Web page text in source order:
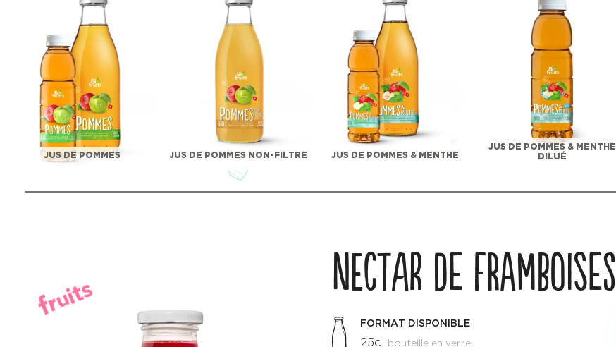
JUS DE POMMES JUS DE POMMES NON-FILTRÉ JUS DE POMMES & MENTHE
JUS DE POMMES & MENTHE
DILUÉ
NECTAR DE FRAMBOISES
FORMAT DISPONIBLE
25cl bouteille en verre